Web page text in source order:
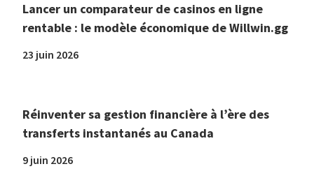
Lancer un comparateur de casinos en ligne
rentable : le modèle économique de Willwin.gg
23 juin 2026
Réinventer sa gestion financière à l’ère des
transferts instantanés au Canada
9 juin 2026